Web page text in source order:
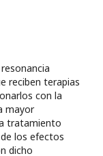
reciben terapias
con la
mayor
tratamiento
los efectos
dicho